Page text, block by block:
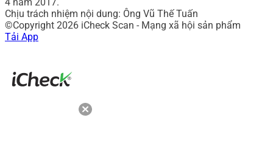
4 năm 2017.
Chịu trách nhiệm nội dung: Ông Vũ Thế Tuấn
©Copyright 2026 iCheck Scan - Mạng xã hội sản phẩm
Tải App